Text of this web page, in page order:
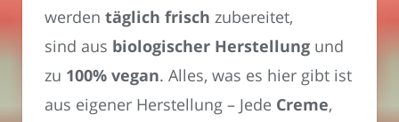
werden täglich frisch zubereitet,
sind aus biologischer Herstellung und
zu 100% vegan. Alles, was es hier gibt ist
aus eigener Herstellung – Jede Creme,